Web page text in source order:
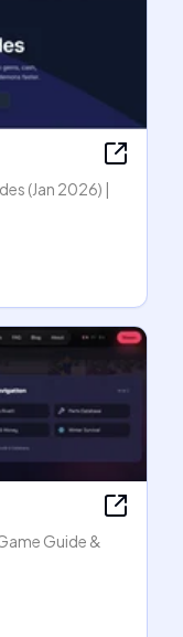
(Jan 2026) |
Guide &